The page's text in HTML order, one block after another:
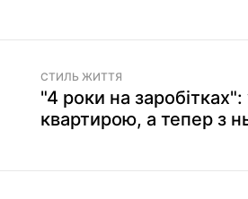
СТИЛЬ ЖИТТЯ
"4 роки на
квартирою, а тепер з